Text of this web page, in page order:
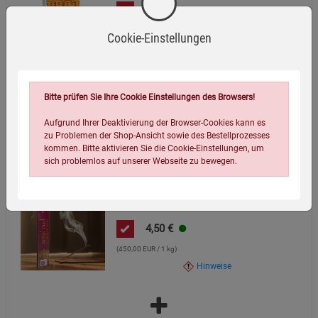
2,50 €
Hinweise
4,50 €
(450,00 EUR / 1 kg)
Hinweise
Cookie-Einstellungen
Bitte prüfen Sie Ihre Cookie Einstellungen des Browsers!
Aufgrund Ihrer Deaktivierung der Browser-Cookies kann es
zu Problemen der Shop-Ansicht sowie des Bestellprozesses
kommen. Bitte aktivieren Sie die Cookie-Einstellungen, um
sich problemlos auf unserer Webseite zu bewegen.